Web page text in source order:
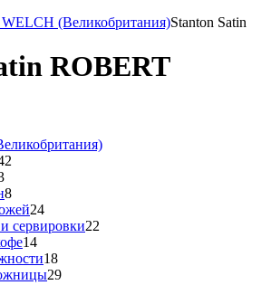
(Великобритания)Stanton Satin
ROBERT
8
24
сервировки22
14
18
29